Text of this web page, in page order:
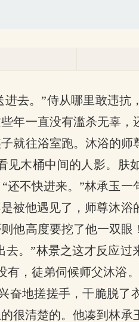
去。”侍从哪里敢违
年一直没有滥杀无辜
就往浴室跑。沐浴的师
木桶中间的人影。肤
不快进来。”林承玉
被他遇见了，师尊沐
他高度要挖了他一双
。”林景之这才反应
，徒弟伺候师父沐浴
地搓搓手，干脆脱了
很清楚的。他凑到林